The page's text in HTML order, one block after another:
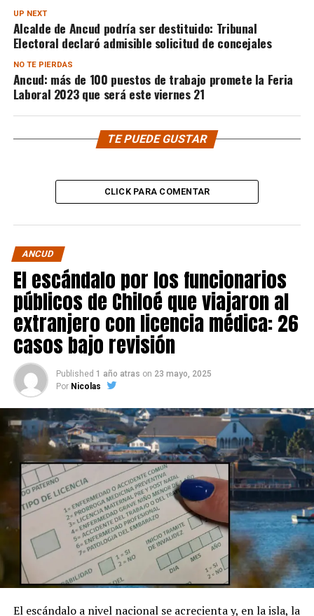
UP NEXT
Alcalde de Ancud podría ser destituido: Tribunal
Electoral declaró admisible solicitud de concejales
NO TE PIERDAS
Ancud: más de 100 puestos de trabajo promete la Feria
Laboral 2023 que será este viernes 21
TE PUEDE GUSTAR
CLICK PARA COMENTAR
ANCUD
El escándalo por los funcionarios
públicos de Chiloé que viajaron al
extranjero con licencia médica: 26
casos bajo revisión
Published 1 año atras on 23 mayo, 2025
Por Nicolas
El escándalo a nivel nacional se acrecienta y, en la isla, la